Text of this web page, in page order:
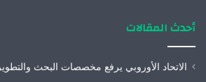
أحدث المقالات
الاتحاد الأوروبي يرفع مخصصات البحث والتطوير